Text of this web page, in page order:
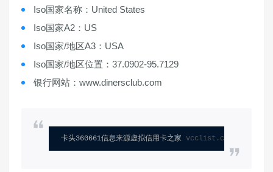
Iso国家名称：United States
Iso国家A2：US
Iso国家/地区A3：USA
Iso国家/地区位置：37.0902-95.7129
银行网站：www.dinersclub.com
卡头360661信息来源虚拟信用卡之家 vcclist.com